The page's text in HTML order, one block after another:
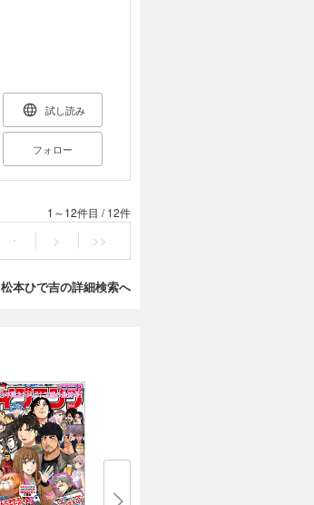
試し読み
フォロー
1～12件目 /12件
・ > >>
松本ひで吉の詳細検索へ